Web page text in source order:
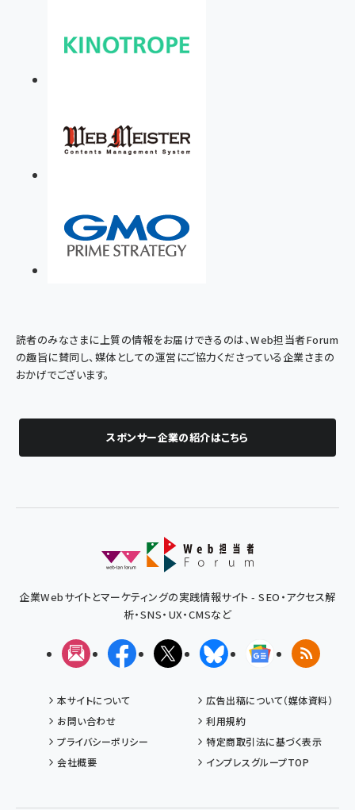
読者のみなさまに上質の情報をお届けできるのは、Web担当者Forum
の趣旨に賛同し、媒体としての運営にご協力くださっている企業さまの
おかげでございます。
スポンサー企業の紹介はこちら
企業Webサイトとマーケティングの実践情報サイト - SEO・アクセス解
析・SNS・UX・CMSなど
メルマガFacebookX(エックス)BlueskyGoogleニュ
RSS
本サイトについて
広告出稿について（媒体資料）
お問い合わせ
利用規約
プライバシーポリシー
特定商取引法に基づく表示
会社概要
インプレスグループTOP